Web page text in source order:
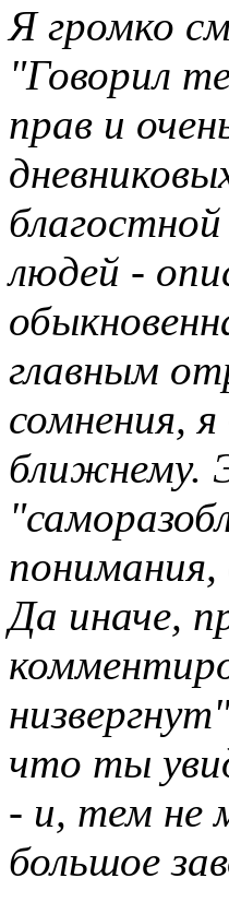
Я громко
"Говорил
прав и
людей -
главным
сомнения,
ближнему.
Да иначе,
что ты
- и, тем не
большое